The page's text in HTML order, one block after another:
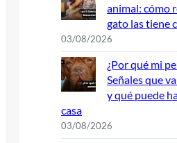
animal: cómo
gato las tiene
03/08/2026
¿Por qué mi
Señales que
y qué puede
casa
03/08/2026